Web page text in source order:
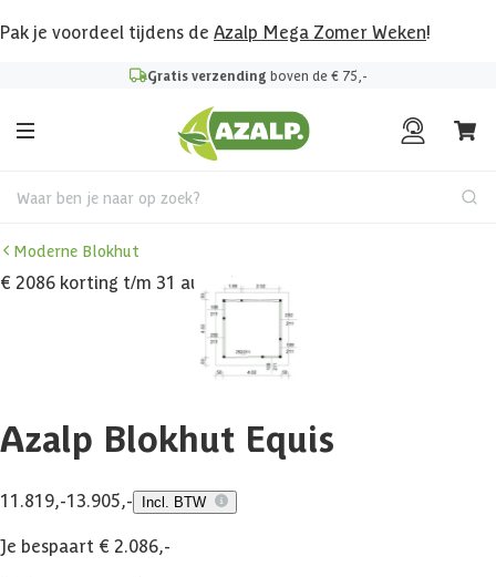
Pak je voordeel tijdens de Azalp Mega Zomer Weken!
Gratis verzending boven de € 75,-
Waar ben je naar op zoek?
Moderne Blokhut
€ 2086 korting t/m 31 augustus
Azalp Blokhut Equis
11.819,-13.905,- Incl. BTW
Je bespaart € 2.086,-